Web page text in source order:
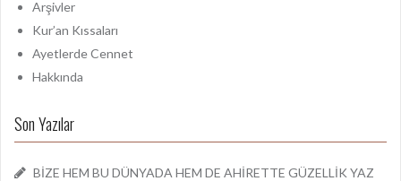
Arşivler
Kur’an Kıssaları
Ayetlerde Cennet
Hakkında
Son Yazılar
BİZE HEM BU DÜNYADA HEM DE AHİRETTE GÜZELLİK YAZ